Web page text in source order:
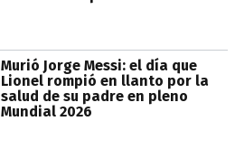
Murió Jorge Messi: el día que
Lionel rompió en llanto por la
salud de su padre en pleno
Mundial 2026